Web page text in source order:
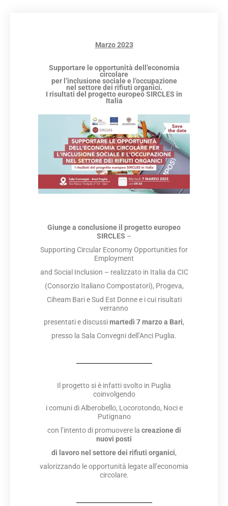
Marzo 2023
Supportare le opportunità dell’economia
circolare
per l’inclusione sociale e l’occupazione
nel settore dei rifiuti organici.
I risultati del progetto europeo SIRCLES in
Italia
Giunge a conclusione il progetto europeo
SIRCLES –
Supporting Circular Economy Opportunities for
Employment
and Social Inclusion – realizzato in Italia da CIC
(Consorzio Italiano Compostatori), Progeva,
Ciheam Bari e Sud Est Donne e i cui risultati
verranno
presentati e discussimartedì 7 marzo a Bari,
presso la Sala Convegni dell’Anci Puglia.
Il progetto si è infatti svolto in Puglia
coinvolgendo
i comuni di Alberobello, Locorotondo, Noci e
Putignano
con l’intento di promuovere la creazione di
nuovi posti
di lavoro nel settore dei rifiuti organici,
valorizzando le opportunità legate all’economia
circolare.